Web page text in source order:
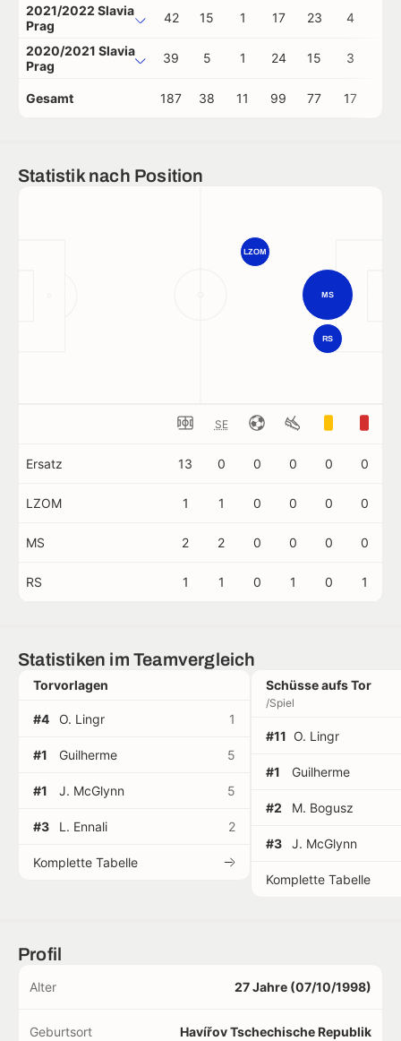
2021/2022 Slavia
Prag
42 15 1 17 23 4
2020/2021 Slavia
Prag
39 5 1 24 15 3
Gesamt 187 38 11 99 77 17
Statistik nach Position
MS
LZOM
RS
SE
Ersatz 13 0 0 0 0 0
LZOM 1 1 0 0 0 0
MS 2 2 0 0 0 0
RS 1 1 0 1 0 1
Statistiken im Teamvergleich
Torvorlagen
#4 O. Lingr 1
#1 Guilherme 5
#1 J. McGlynn 5
#3 L. Ennali 2
Komplette Tabelle
Schüsse aufs Tor
/Spiel
#11 O. Lingr
#1 Guilherme
#2 M. Bogusz
#3 J. McGlynn
Komplette Tabelle
Profil
Alter 27 Jahre (07/10/1998)
Geburtsort Havířov Tschechische Republik